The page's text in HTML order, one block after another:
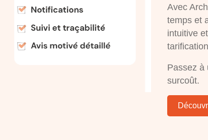
Avec
temps et
intuitive
Passez à
surcoût.